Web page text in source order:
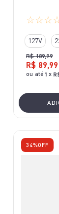
☆☆☆
127V
R$ 189,99
R$ 89,99
ou até 1 x
34%OFF